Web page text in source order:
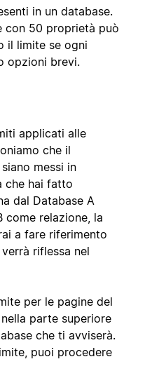
in un database.
con 50 proprietà può
il limite se ogni
opzioni brevi.
applicati alle
che il
messi in
che hai fatto
dal Database A
come relazione, la
a fare riferimento
riflessa nel
per le pagine del
parte superiore
che ti avviserà.
puoi procedere